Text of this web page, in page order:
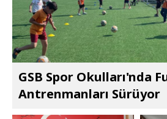
GSB Spor Okulları'nda
Antrenmanları Sürüyor